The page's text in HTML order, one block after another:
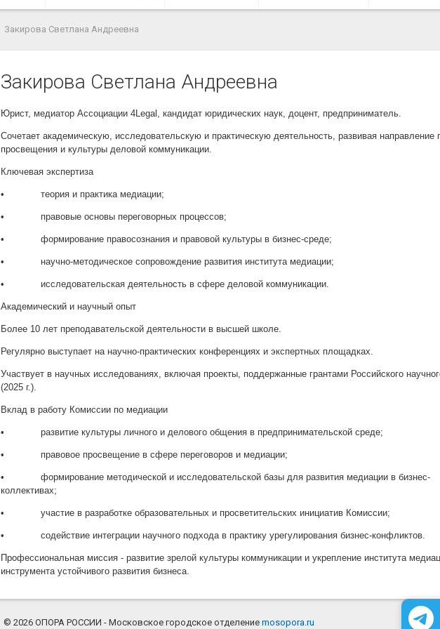
Закирова Светлана Андреевна
Закирова Светлана Андреевна
Юрист, медиатор Ассоциации 4Legal, кандидат юридических наук, доцент, предприниматель.
Сочетает академическую, исследовательскую и практическую деятельность, развивая направление
просвещения и культуры деловой коммуникации.
Ключевая экспертиза
• теория и практика медиации;
• правовые основы переговорных процессов;
• формирование правосознания и правовой культуры в бизнес-среде;
• научно-методическое сопровождение развития института медиации;
• исследовательская деятельность в сфере деловой коммуникации.
Академический и научный опыт
Более 10 лет преподавательской деятельности в высшей школе.
Регулярно выступает на научно-практических конференциях и экспертных площадках.
Участвует в научных исследованиях, включая проекты, поддержанные грантами Российского
(2025 г.).
Вклад в работу Комиссии по медиации
• развитие культуры личного и делового общения в предпринимательской среде;
• правовое просвещение в сфере переговоров и медиации;
•
формирование методической и исследовательской базы для развития медиации в бизнес-
коллективах;
• участие в разработке образовательных и просветительских инициатив Комиссии;
• содействие интеграции научного подхода в практику урегулирования бизнес-конфликтов.
Профессиональная миссия - развитие зрелой культуры коммуникации и укрепление института
инструмента устойчивого развития бизнеса.
© 2026 ОПОРА РОССИИ - Московское городское отделение mosopora.ru